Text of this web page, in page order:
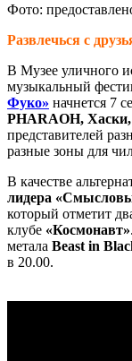
Фото:
Развлечься с
В Музее уличного
музыкальный
Фуко» начнется 7
PHARAOH,
представителей
разные зоны для
В качестве
лидера
который отметит
клубе «Космонавт»
метала Beast in
в 20.00.